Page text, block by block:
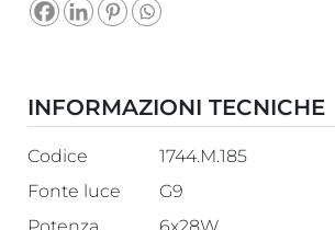
INFORMAZIONI TECNICHE
Codice
1744.M.185
Fonte luce
G9